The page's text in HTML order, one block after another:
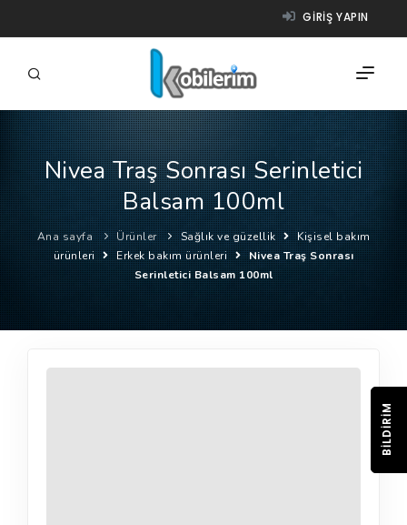
GIRIŞ YAPIN
FIRMALAR
ÜRÜNLER
NASIL ÇALIŞIR?
YARDIM
Nivea Traş Sonrası Serinletici
Balsam 100ml
Ana sayfa Ürünler Sağlık ve güzellik
Kişisel bakım
ürünleri
Erkek bakım ürünleri
Nivea Traş Sonrası
Serinletici Balsam 100ml
BILDIRIM